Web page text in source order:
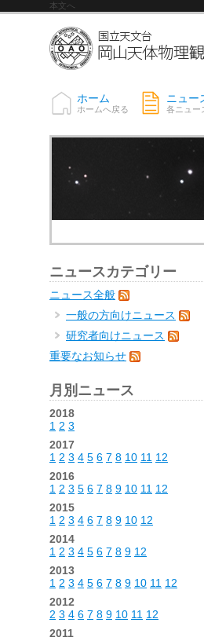
本文へ
ホーム
ホームへ戻る
ニュー
各ニュー
ニュースカテゴリー
ニュース全般
一般の方向けニュース
研究者向けニュース
重要なお知らせ
月別ニュース
2018
1 2 3
2017
1 2 3 4 5 6 7 8 10 11 12
2016
1 2 3 5 6 7 8 9 10 11 12
2015
1 2 3 4 6 7 8 9 10 12
2014
1 2 3 4 5 6 7 8 9 12
2013
1 2 3 4 5 6 7 8 9 10 11 12
2012
2 3 4 6 7 8 9 10 11 12
2011